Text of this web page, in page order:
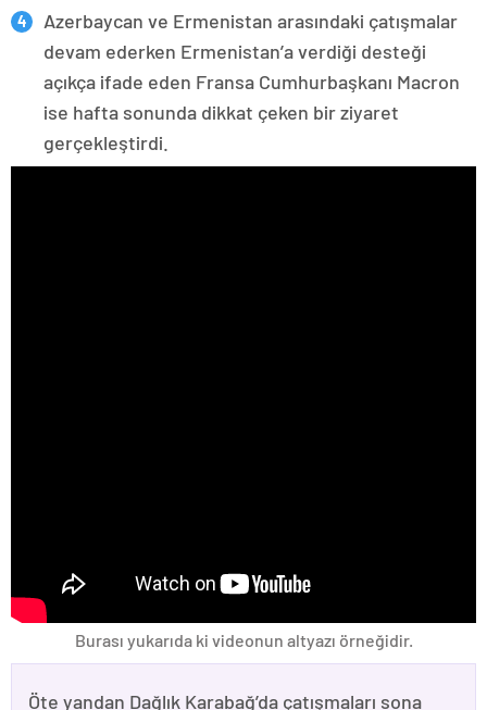
Azerbaycan ve Ermenistan arasındaki çatışmalar
devam ederken Ermenistan’a verdiği desteği
açıkça ifade eden Fransa Cumhurbaşkanı Macron
ise hafta sonunda dikkat çeken bir ziyaret
gerçekleştirdi.
Burası yukarıda ki videonun altyazı örneğidir.
Öte yandan Dağlık Karabağ’da çatışmaları sona